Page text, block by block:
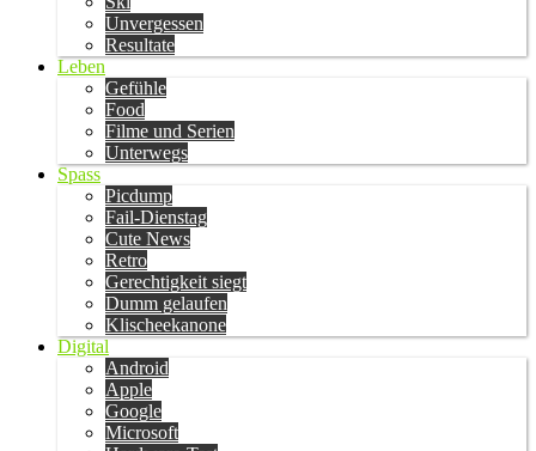
Unvergessen
Resultate
Leben
Gefühle
Food
Filme und Serien
Unterwegs
Spass
Picdump
Fail-Dienstag
Cute News
Retro
Gerechtigkeit siegt
Dumm gelaufen
Klischeekanone
Digital
Android
Apple
Google
Microsoft